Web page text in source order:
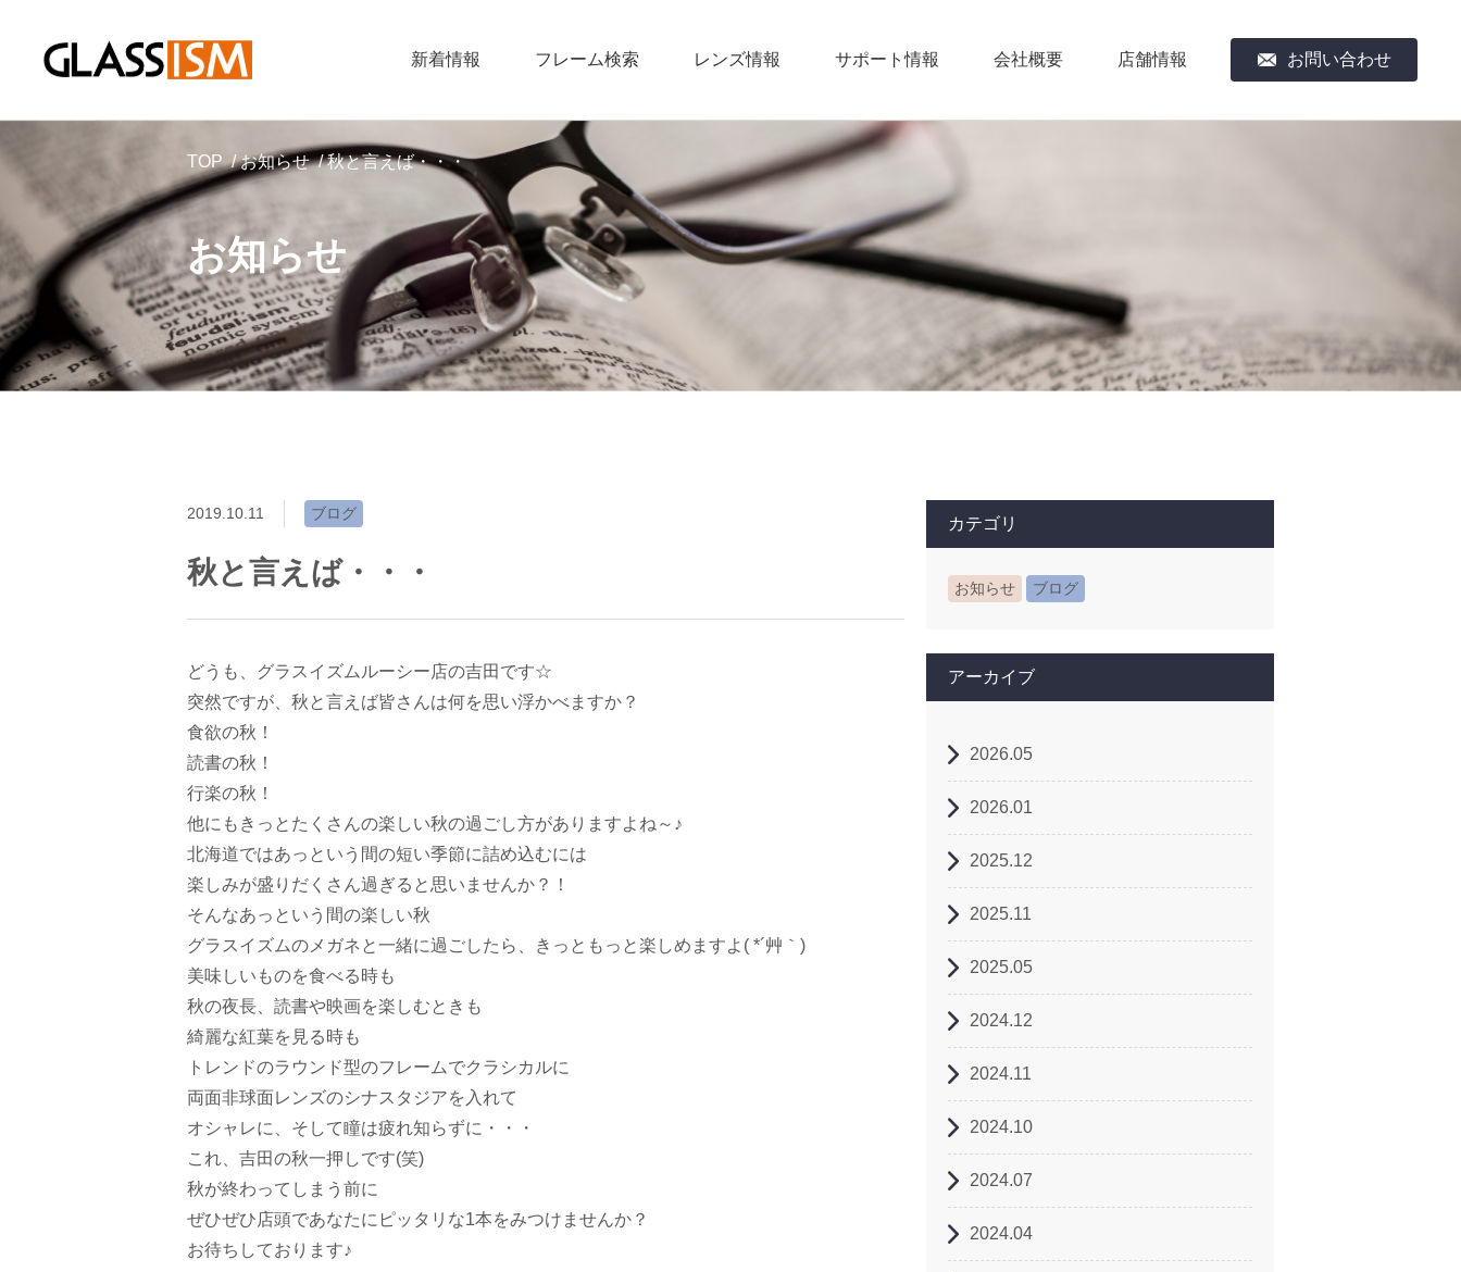
新着情報 フレーム検索 レンズ情報 サポート情報 会社概要 店舗情報 お問い合わせ
お知らせ
TOP お知らせ 秋と言えば・・・
2019.10.11 ブログ
秋と言えば・・・
どうも、グラスイズムルーシー店の吉田です☆
突然ですが、秋と言えば皆さんは何を思い浮かべますか？
食欲の秋！
読書の秋！
行楽の秋！
他にもきっとたくさんの楽しい秋の過ごし方がありますよね～♪
北海道ではあっという間の短い季節に詰め込むには
楽しみが盛りだくさん過ぎると思いませんか？！
そんなあっという間の楽しい秋
グラスイズムのメガネと一緒に過ごしたら、きっともっと楽しめますよ( *´艸｀)
美味しいものを食べる時も
秋の夜長、読書や映画を楽しむときも
綺麗な紅葉を見る時も
トレンドのラウンド型のフレームでクラシカルに
両面非球面レンズのシナスタジアを入れて
オシャレに、そして瞳は疲れ知らずに・・・
これ、吉田の秋一押しです(笑)
秋が終わってしまう前に
ぜひぜひ店頭であなたにピッタリな1本をみつけませんか？
お待ちしております♪
カテゴリ
お知らせ ブログ
アーカイブ
2026.05
2026.01
2025.12
2025.11
2025.05
2024.12
2024.11
2024.10
2024.07
2024.04